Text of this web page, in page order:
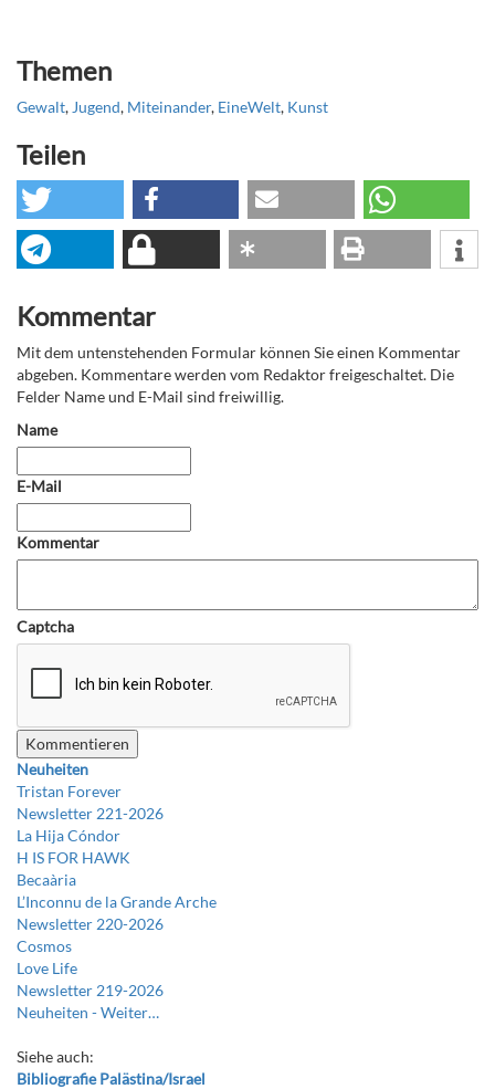
Themen
Gewalt, Jugend, Miteinander, EineWelt, Kunst
Teilen
Kommentar
Mit dem untenstehenden Formular können Sie einen Kommentar
abgeben. Kommentare werden vom Redaktor freigeschaltet. Die
Felder Name und E-Mail sind freiwillig.
Name
E-Mail
Kommentar
Captcha
Neuheiten
Tristan Forever
Newsletter 221-2026
La Hija Cóndor
H IS FOR HAWK
Becaària
L’Inconnu de la Grande Arche
Newsletter 220-2026
Cosmos
Love Life
Newsletter 219-2026
Neuheiten -Weiter…
Siehe auch:
Bibliografie Palästina/Israel